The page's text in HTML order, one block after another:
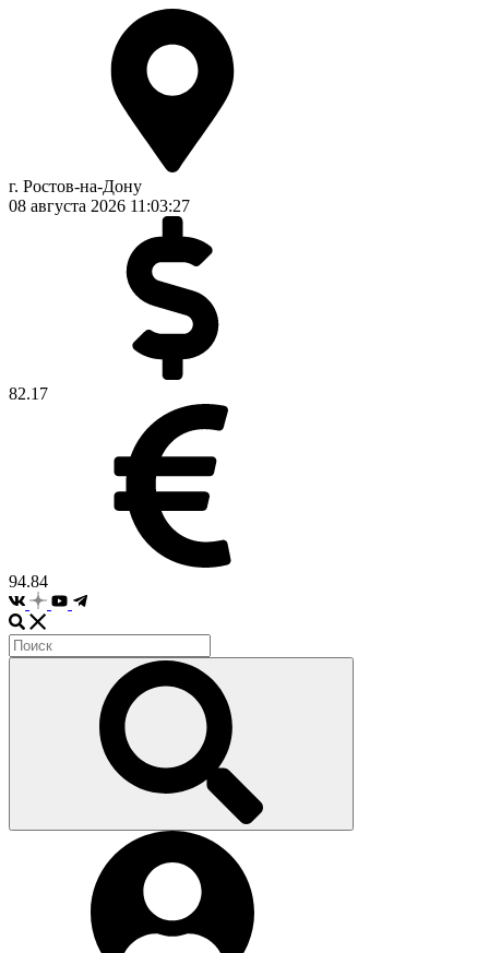
г. Ростов-на-Дону
08 августа 2026 11:03:28
82.17
94.84